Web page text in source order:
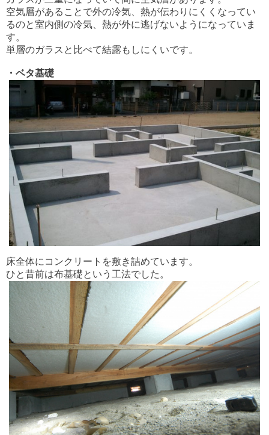
空気層があることで外の冷気、熱が伝わりにくくなってい
るのと室内側の冷気、熱が外に逃げないようになっていま
す。
単層のガラスと比べて結露もしにくいです。
・ベタ基礎
床全体にコンクリートを敷き詰めています。
ひと昔前は布基礎という工法でした。